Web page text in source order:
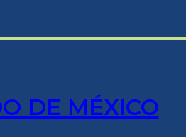
DE MÉXICO